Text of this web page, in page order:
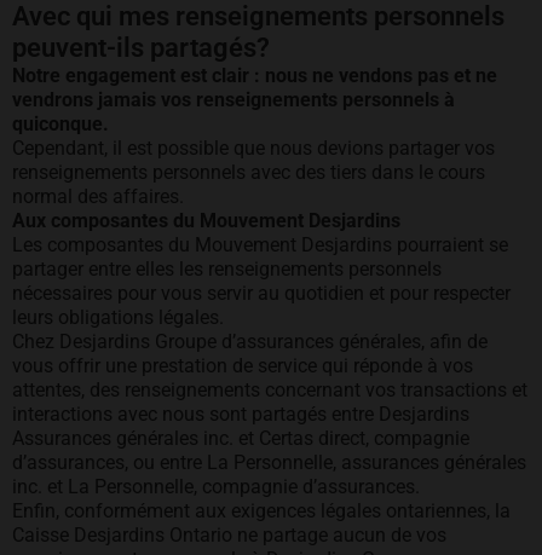
Avec qui mes renseignements personnels
peuvent-ils partagés?
Notre engagement est clair : nous ne vendons pas et ne
vendrons jamais vos renseignements personnels à
quiconque.
Cependant, il est possible que nous devions partager vos
renseignements personnels avec des tiers dans le cours
normal des affaires.
Aux composantes du Mouvement Desjardins
Les composantes du Mouvement Desjardins pourraient se
partager entre elles les renseignements personnels
nécessaires pour vous servir au quotidien et pour respecter
leurs obligations légales.
Chez Desjardins Groupe d’assurances générales, afin de
vous offrir une prestation de service qui réponde à vos
attentes, des renseignements concernant vos transactions et
interactions avec nous sont partagés entre Desjardins
Assurances générales inc. et Certas direct, compagnie
d’assurances, ou entre La Personnelle, assurances générales
inc. et La Personnelle, compagnie d’assurances.
Enfin, conformément aux exigences légales ontariennes, la
Caisse Desjardins Ontario ne partage aucun de vos